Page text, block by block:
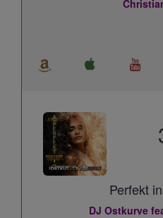
Perfekt
DJ Ostkurve